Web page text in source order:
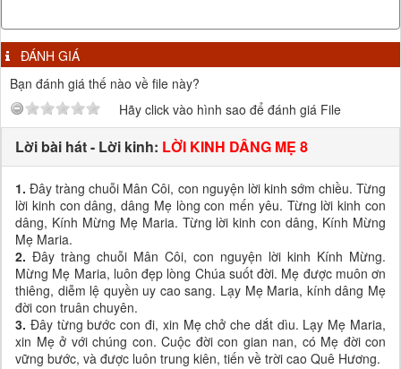
ĐÁNH GIÁ
Bạn đánh giá thế nào về file này?
Hãy click vào hình sao để đánh giá File
Lời bài hát - Lời kinh: LỜI KINH DÂNG MẸ 8
1.Đây tràng chuỗi Mân Côi, con nguyện lời kinh sớm chiều. Từng
lời kinh con dâng, dâng Mẹ lòng con mến yêu. Từng lời kinh con
dâng, Kính Mừng Mẹ Maria. Từng lời kinh con dâng, Kính Mừng
Mẹ Maria.
2. Đây tràng chuỗi Mân Côi, con nguyện lời kinh Kính Mừng.
Mừng Mẹ Maria, luôn đẹp lòng Chúa suốt đời. Mẹ được muôn ơn
thiêng, diễm lệ quyền uy cao sang. Lạy Mẹ Maria, kính dâng Mẹ
đời con truân chuyên.
3. Đây từng bước con đi, xin Mẹ chở che dắt dìu. Lạy Mẹ Maria,
xin Mẹ ở với chúng con. Cuộc đời con gian nan, có Mẹ đời con
vững bước, và được luôn trung kiên, tiến về trời cao Quê Hương.